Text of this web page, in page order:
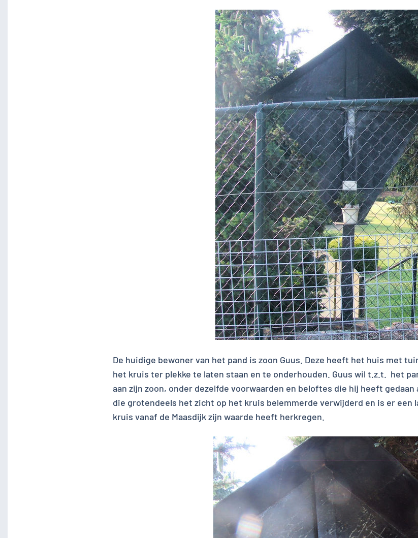
De huidige bewoner van het pand is zoon Guus. Deze heeft het huis met
het kruis ter plekke te laten staan en te onderhouden. Guus wil t.z.t. het
aan zijn zoon, onder dezelfde voorwaarden en beloftes die hij heeft
die grotendeels het zicht op het kruis belemmerde verwijderd en is er een
kruis vanaf de Maasdijk zijn waarde heeft herkregen.